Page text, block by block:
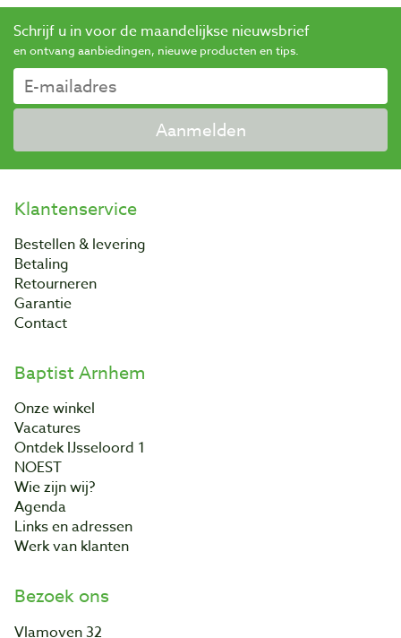
Schrijf u in voor de maandelijkse nieuwsbrief
en ontvang aanbiedingen, nieuwe producten en tips.
Aanmelden
Klantenservice
Bestellen & levering
Betaling
Retourneren
Garantie
Contact
Baptist Arnhem
Onze winkel
Vacatures
Ontdek IJsseloord 1
NOEST
Wie zijn wij?
Agenda
Links en adressen
Werk van klanten
Bezoek ons
Vlamoven 32